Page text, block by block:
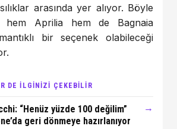
arasında yer alıyor. Böyle
hem Aprilia hem de Bagnaia
bir seçenek olabileceği
DE İLGİNİZİ ÇEKEBİLİR
“Henüz yüzde 100 değilim”
geri dönmeye hazırlanıyor
→